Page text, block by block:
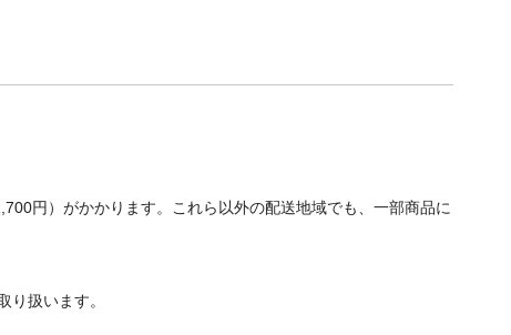
円）がかかります。これら以外の配送地域でも、一部商品に
扱います。